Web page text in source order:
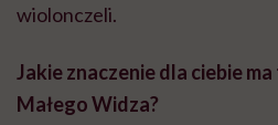
wiolonczeli.
Jakie znaczenie dla ciebie
Małego Widza?